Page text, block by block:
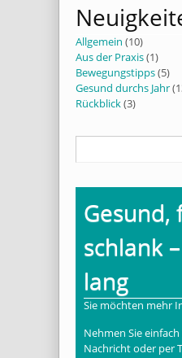
Allgemein (10)
Aus der Praxis(1)
Bewegungstipps(5)
Gesund durchs Jahr
Rückblick(3)
Gesund,
schlank
lang
Sie möchten mehr
Nehmen Sie
Nachricht oder per